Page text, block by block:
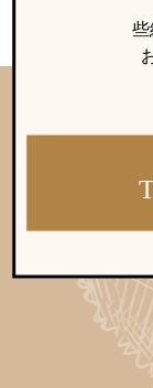
特定商取引法の
些